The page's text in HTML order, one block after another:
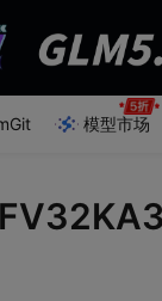
模型市场